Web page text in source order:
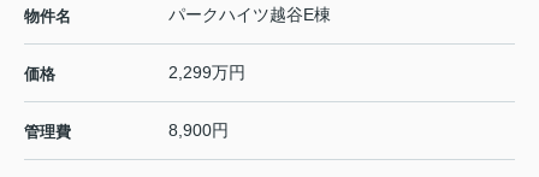
物件名 パークハイツ越谷E棟
価格 2,299万円
管理費 8,900円